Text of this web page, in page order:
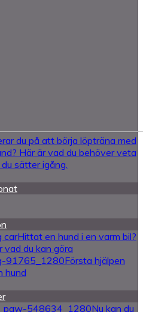
du på att börja löpträna med
Här är vad du behöver veta
sätter igång.
Hittat en hund i en varm bil?
vad du kan göra
Första hjälpen
hund
Nu kan du